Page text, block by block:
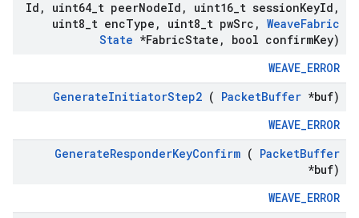
Id , uint64 t peerNodeId , uint16 t sessionKeyId ,
uint8 t encType , uint8 t pwSrc , WeaveFabric
State *FabricState , bool confirmKey)
WEAVE_ERROR
GenerateInitiatorStep2 ( PacketBuffer *buf)
WEAVE_ERROR
GenerateResponderKeyConfirm ( PacketBuffer
*buf)
WEAVE_ERROR